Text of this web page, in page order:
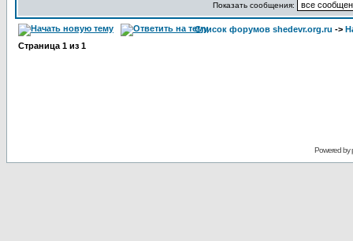
Показать сообщения:
Список форумов shedevr.org.ru ->
Страница 1 из 1
Powered by